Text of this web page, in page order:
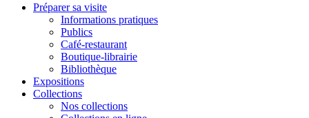
Préparer sa visite
Informations pratiques
Publics
Café-restaurant
Boutique-librairie
Bibliothèque
Expositions
Collections
Nos collections